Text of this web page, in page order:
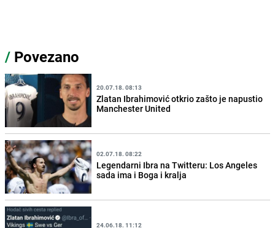
/ Povezano
20.07.18. 08:13
Zlatan Ibrahimović otkrio zašto je napustio
Manchester United
02.07.18. 08:22
Legendarni Ibra na Twitteru: Los Angeles
sada ima i Boga i kralja
24.06.18. 11:12